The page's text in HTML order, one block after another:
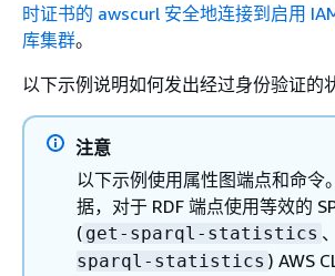
时证书的 awscurl 安全地连接到启用
库集群。
以下示例说明如何发出经过身份验证的
注意
以下示例使用属性图端点和命令
据，对于 RDF 端点使用等效的
( get-sparql-statistics 、
sparql-statistics ) AWS